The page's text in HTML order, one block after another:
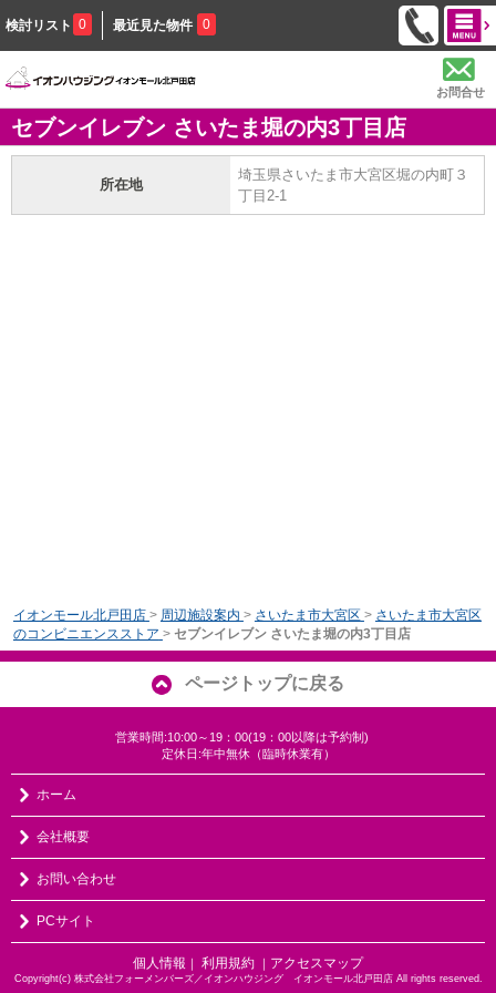
検討リスト 0 最近見た物件 0
お問合せ
セブンイレブン さいたま堀の内3丁目店
所在地
埼玉県さいたま市大宮区堀の内町３
丁目2-1
イオンモール北戸田店 > 周辺施設案内 > さいたま市大宮区 > さいたま市大宮区
のコンビニエンスストア > セブンイレブン さいたま堀の内3丁目店
ページトップに戻る
営業時間:10:00～19：00(19：00以降は予約制)
定休日:年中無休（臨時休業有）
ホーム
会社概要
お問い合わせ
PCサイト
個人情報 ｜ 利用規約 ｜ アクセスマップ
Copyright(c) 株式会社フォーメンバーズ／イオンハウジング イオンモール北戸田店 All rights reserved.